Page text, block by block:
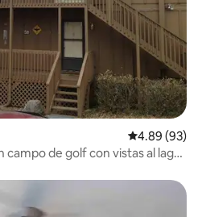
Calificación
4.89 (93)
de golf con vistas al lago